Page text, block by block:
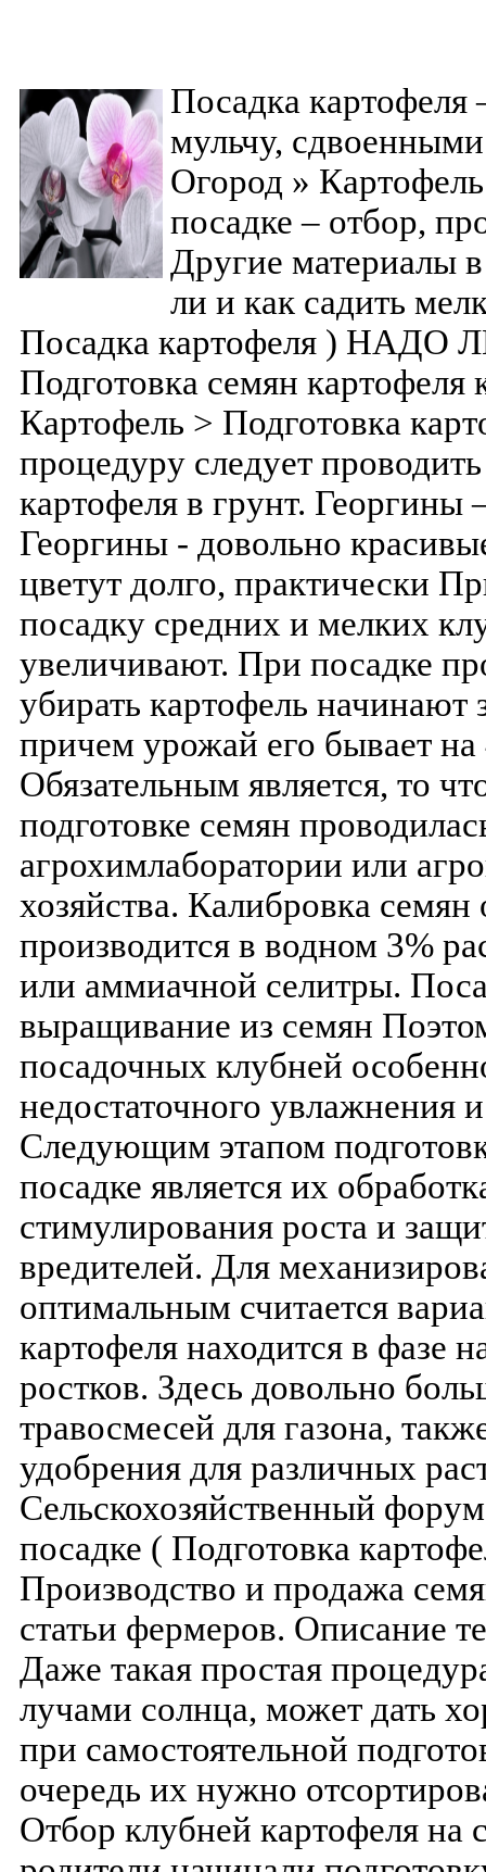
Посадка
мульчу,
Огород »
посадке – отбор,
Другие материалы
ли и как садить
Посадка картофеля )
Подготовка семян
Картофель > Подготовка
процедуру следует
картофеля в грунт.
Георгины - довольно
цветут долго, практически
посадку средних и мелких
увеличивают. При посадке
убирать картофель начинают
причем урожай его бывает
Обязательным является, то
подготовке семян
агрохимлаборатории или
хозяйства. Калибровка
производится в водном 3%
или аммиачной селитры.
выращивание из семян
посадочных клубней
недостаточного увлажнения
Следующим этапом
посадке является их
стимулирования роста и
вредителей. Для
оптимальным считается
картофеля находится в фазе
ростков. Здесь довольно
травосмесей для газона,
удобрения для различных
Сельскохозяйственный
посадке ( Подготовка
Производство и продажа
статьи фермеров. Описание
Даже такая простая
лучами солнца, может дать
при самостоятельной
очередь их нужно
Отбор клубней картофеля на